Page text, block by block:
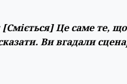
[Сміється] Це саме те,
Ви вгадали